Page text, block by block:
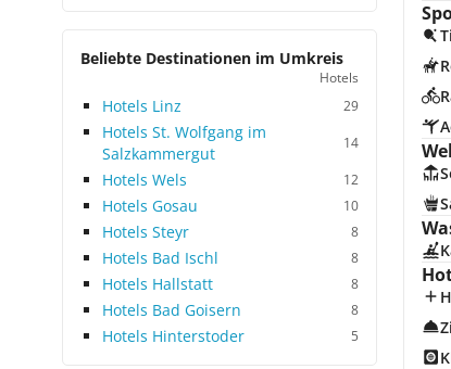
Beliebte Destinationen im Umkreis
Hotels
Hotels Linz 29
Hotels St. Wolfgang im
Salzkammergut
14
Hotels Wels 12
Hotels Gosau 10
Hotels Steyr 8
Hotels Bad Ischl 8
Hotels Hallstatt 8
Hotels Bad Goisern 8
Hotels Hinterstoder 5